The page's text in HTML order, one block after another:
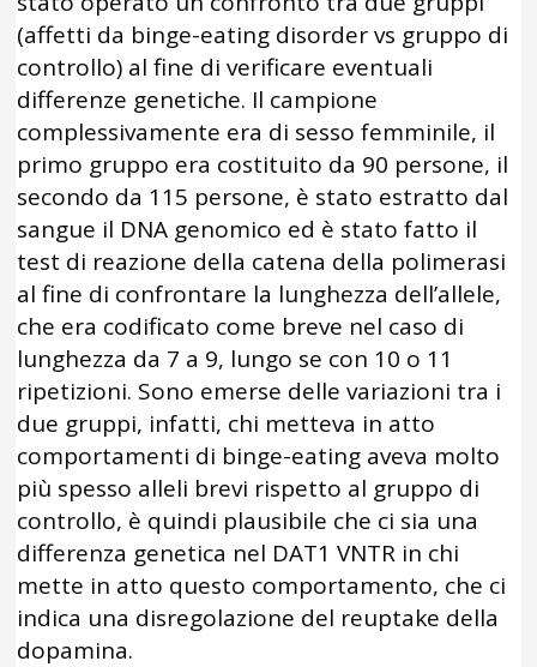
(affetti da binge-eating disorder vs gruppo di
controllo) al fine di verificare eventuali
differenze genetiche. Il campione
complessivamente era di sesso femminile, il
primo gruppo era costituito da 90 persone, il
secondo da 115 persone, è stato estratto dal
sangue il DNA genomico ed è stato fatto il
test di reazione della catena della polimerasi
al fine di confrontare la lunghezza dell’allele,
che era codificato come breve nel caso di
lunghezza da 7 a 9, lungo se con 10 o 11
ripetizioni. Sono emerse delle variazioni tra i
due gruppi, infatti, chi metteva in atto
comportamenti di binge-eating aveva molto
più spesso alleli brevi rispetto al gruppo di
controllo, è quindi plausibile che ci sia una
differenza genetica nel DAT1 VNTR in chi
mette in atto questo comportamento, che ci
indica una disregolazione del reuptake della
dopamina.